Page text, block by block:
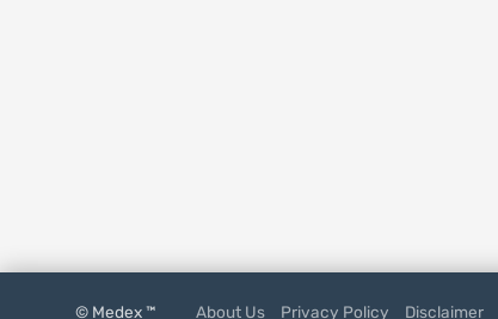
© Medex ™ About Us Privacy Policy Disclaimer